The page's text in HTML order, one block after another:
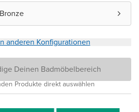
anderen Konfigurationen
Deinen Badmöbelbereich
Produkte direkt auswählen